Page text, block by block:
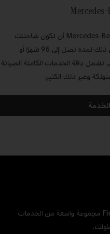
تضمن خدمة Mercedes‑Benz Trucks Complete أن تكون شاحنتك
مربحة في أثناء السير على الطريق. وكل ذلك لمدة تصل إلى 96 شهرًا أو
تبلغ (1) مليون كم. تشمل باقة الخدمات الكاملة الصيانة
وغير ذلك الكثير.
ذكية وشفافة وفعالة: تقدم Fleetboard مجموعة واسعة من الخدمات